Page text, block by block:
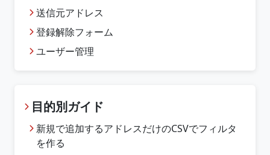
送信元アドレス
登録解除フォーム
ユーザー管理
目的別ガイド
新規で追加するアドレスだけのCSVでフィルタ
を作る